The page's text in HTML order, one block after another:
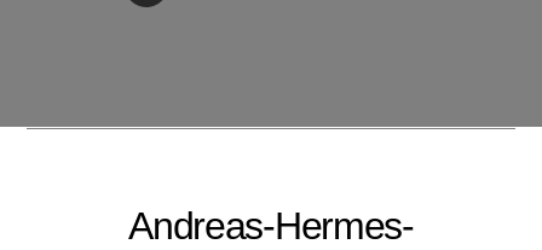
Andreas-Hermes-